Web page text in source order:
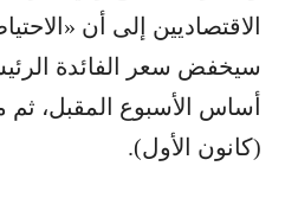
الاقتصاديين إلى أن
أساس الأسبوع المقبل،
(كانون الأول).